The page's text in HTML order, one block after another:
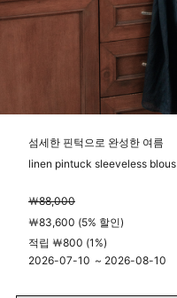
섬세한 핀턱으로 완성한 여름
linen pintuck sleeveless blous
￦88,000
￦83,600 (5% 할인)
적립 ￦800 (1%)
2026-07-10 ~ 2026-08-10